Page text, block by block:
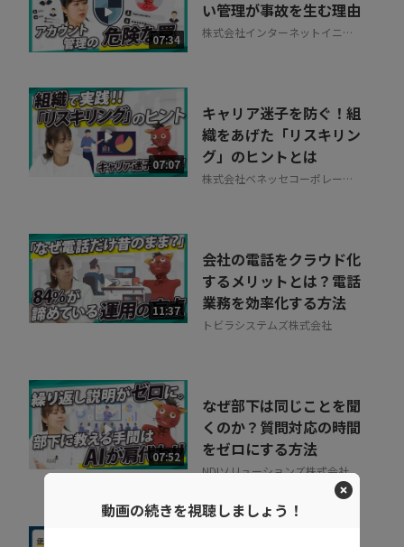
07:34
い管理が事故を生む理由
株式会社インターネットイニシ
07:07
キャリア迷子を防ぐ！組
織をあげた「リスキリン
グ」のヒントとは
株式会社ベネッセコーポレーシ
11:37
会社の電話をクラウド化
するメリットとは？電話
業務を効率化する方法
トビラシステムズ株式会社
07:52
なぜ部下は同じことを聞
くのか？質問対応の時間
をゼロにする方法
NDIソリューションズ株式会社
動画の続きを視聴しましょう！